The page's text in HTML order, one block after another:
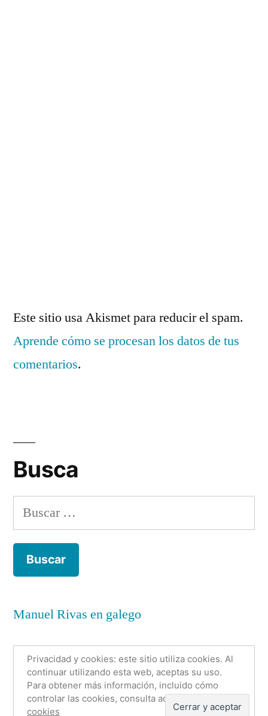
Este sitio usa Akismet para reducir el spam.
Aprende cómo se procesan los datos de tus
comentarios.
Busca
Buscar:
Manuel Rivas en galego
Anónimo con nombre,Funciona gracias a WordPress.
Política de cookies
Sobre mí Contacto
Privacidad y cookies: este sitio utiliza cookies. Al
continuar utilizando esta web, aceptas su uso.
Para obtener más información, incluido cómo
controlar las cookies, consulta aquí:
cookies